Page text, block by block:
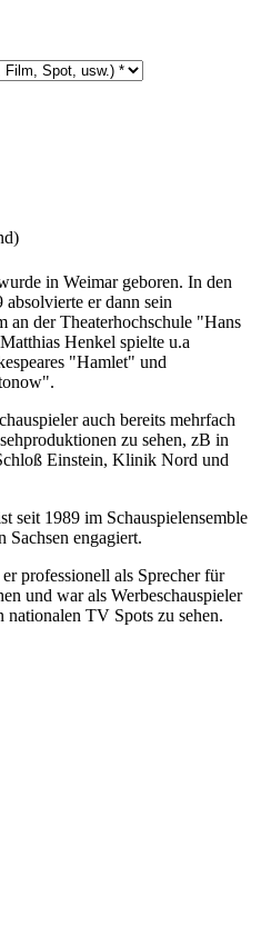
in Weimar geboren. In den
absolvierte er dann sein
an der Theaterhochschule "Hans
Henkel spielte u.a
"Hamlet" und
auch bereits mehrfach
zu sehen, zB in
Einstein, Klinik Nord und
seit 1989 im Schauspielensemble
Sachsen engagiert.
professionell als Sprecher für
und war als Werbeschauspieler
nationalen TV Spots zu sehen.